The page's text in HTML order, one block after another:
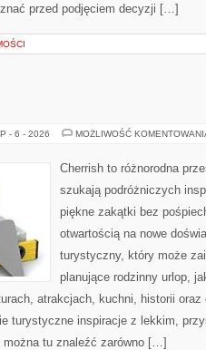
przed podjęciem decyzji […]
- 6 - 2026 MOŻLIWOŚĆ
Cherrish to różnorodna
szukają podróżniczych
piękne zakątki bez
otwartością na nowe
turystyczny, który może
planujące rodzinny urlop,
atrakcjach, kuchni, historii
turystyczne inspiracje z lekkim,
można tu znaleźć zarówno […]